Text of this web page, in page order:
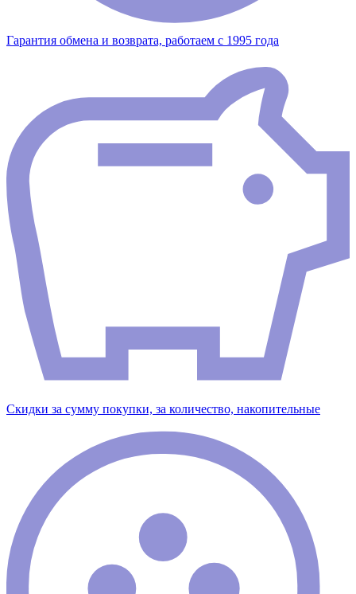
Гарантия обмена и возврата, работаем с 1995 года
Скидки за сумму покупки, за количество, накопительные